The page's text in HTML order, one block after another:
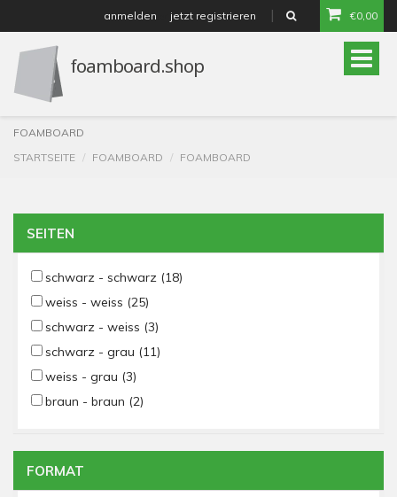
anmelden jetzt registrieren €0,00
Toggle
FOAMBOARD
STARTSEITE
FOAMBOARD FOAMBOARD
SEITEN
schwarz - schwarz (18)
weiss - weiss (25)
schwarz - weiss (3)
schwarz - grau (11)
weiss - grau (3)
braun - braun (2)
FORMAT